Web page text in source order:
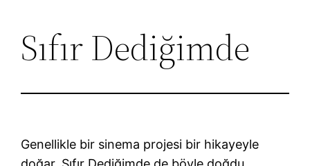
Sıfır Dediğimde
Genellikle bir sinema projesi bir hikayeyle